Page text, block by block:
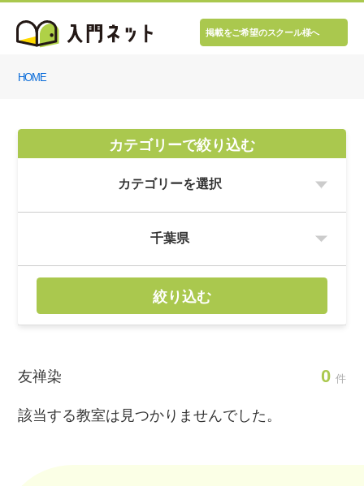
掲載をご希望のスクール様へ
HOME
カテゴリーで絞り込む
絞り込む
友禅染 0 件
該当する教室は見つかりませんでした。